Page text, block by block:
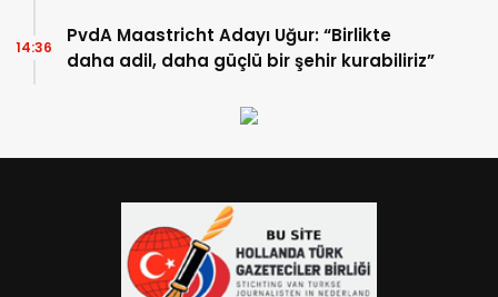
PvdA Maastricht Adayı Uğur: “Birlikte
daha adil, daha güçlü bir şehir kurabiliriz”
14:36